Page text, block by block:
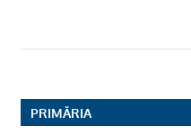
PRIMĂRIA